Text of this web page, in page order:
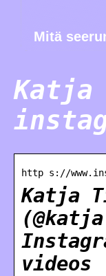
Mitä
Katja
http s://
Katja
videos